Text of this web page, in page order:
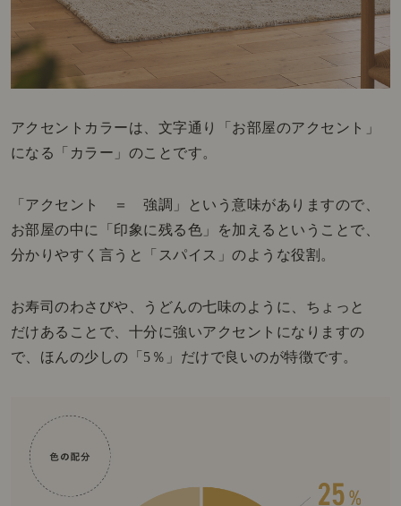
アクセントカラーは、文字通り「お部屋のアクセント」
になる「カラー」のことです。
「アクセント ＝ 強調」という意味がありますので、
お部屋の中に「印象に残る色」を加えるということで、
分かりやすく言うと「スパイス」のような役割。
お寿司のわさびや、うどんの七味のように、ちょっと
だけあることで、十分に強いアクセントになりますの
で、ほんの少しの「5％」だけで良いのが特徴です。